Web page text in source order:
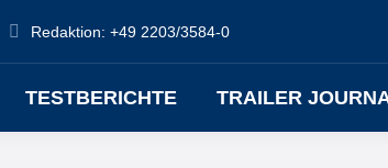
Redaktion: +49 2203/3584-0
TESTBERICHTE TRAILER